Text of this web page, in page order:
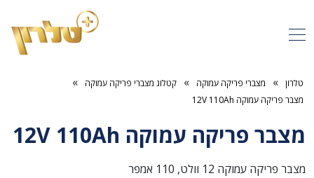
טלרון » מצברי פריקה עמוקה » קטלוג מצברי פריקה עמוקה »
מצבר פריקה עמוקה 12V 110Ah
מצבר פריקה עמוקה 12V 110Ah
מצבר פריקה עמוקה 12 וולט, 110 אמפר